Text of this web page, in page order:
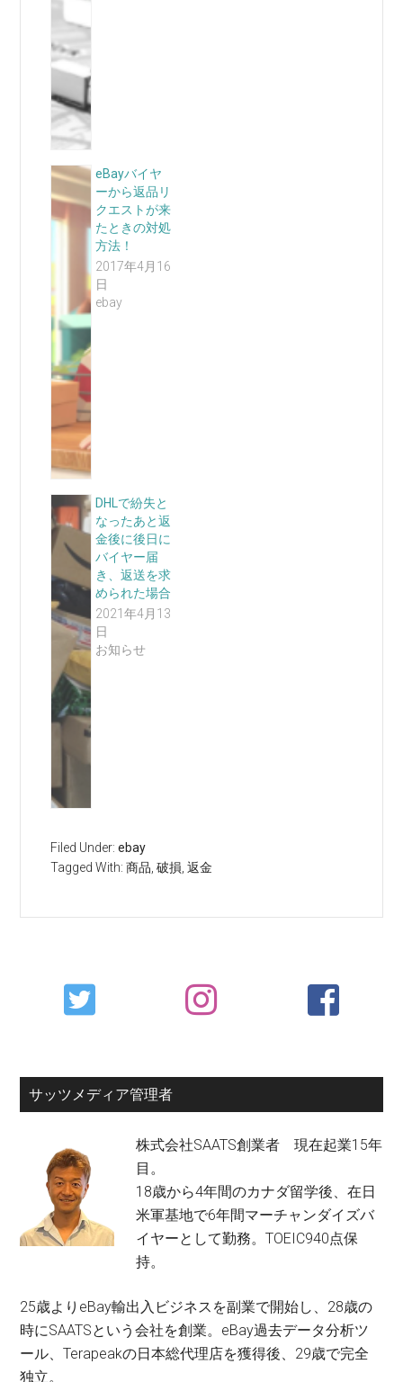
eBayバイヤ
ーから返品リ
クエストが来
たときの対処
方法！
2017年4月16
日
ebay
DHLで紛失と
なったあと返
金後に後日に
バイヤー届
き、返送を求
められた場合
2021年4月13
日
お知らせ
Filed Under:ebay
Tagged With:商品 ,破損 ,返金
Primary
Sidebar
サッツメディア管理者
株式会社SAATS創業者 現在起業15年
目。
18歳から4年間のカナダ留学後、在日
米軍基地で6年間マーチャンダイズバ
イヤーとして勤務。TOEIC940点保
持。
25歳よりeBay輸出入ビジネスを副業で開始し、28歳の
時にSAATSという会社を創業。eBay過去データ分析ツ
ール、Terapeakの日本総代理店を獲得後、29歳で完全
独立。